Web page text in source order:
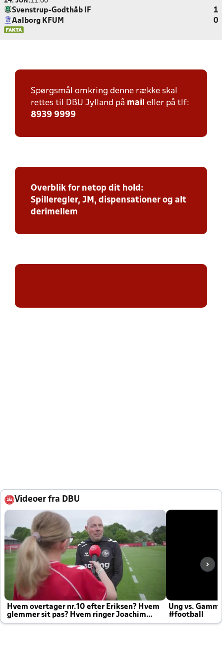
Svenstrup-Godthåb IF
1
Aalborg KFUM
0
Spørgsmål omkring denne række skal
rettes til DBU Jylland på mail eller på tlf:
8939 9999
Overblik for netop dit hold:
Spilleregler, JM, dispensationer og alt
derimellem
Videoer fra DBU
Hvem overtager nr.10 efter Eriksen? Hvem
glemmer sit pas? Hvem ringer Joachim
altid til efter kampe?
Ung vs.
#football